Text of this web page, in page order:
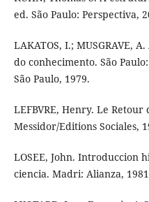
ed. São Paulo: Perspectiva,
LAKATOS, I.; MUSGRAVE,
do conhecimento. São
São Paulo, 1979.
LEFBVRE, Henry. Le
Messidor/Editions Sociales,
LOSEE, John. Introduccion
ciencia. Madri: Alianza,